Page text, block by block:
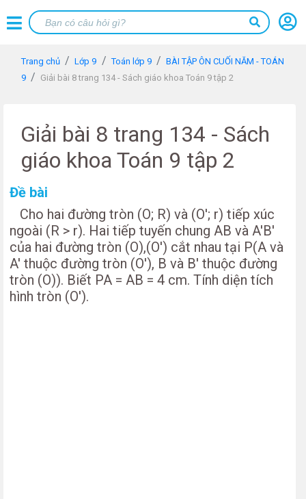
Trang chủ Lớp 9 Toán lớp 9
BÀI TẬP ÔN CUỐI NĂM - TOÁN
9
Giải bài 8 trang 134 - Sách giáo khoa Toán 9 tập 2
Giải bài 8 trang 134 - Sách
giáo khoa Toán 9 tập 2
Đề bài
Cho hai đường tròn (O; R) và (O'; r) tiếp xúc
ngoài (R > r). Hai tiếp tuyến chung AB và A'B'
của hai đường tròn (O),(O') cắt nhau tại P(A và
A' thuộc đường tròn (O'), B và B' thuộc đường
tròn (O)). Biết PA = AB = 4 cm. Tính diện tích
hình tròn (O').